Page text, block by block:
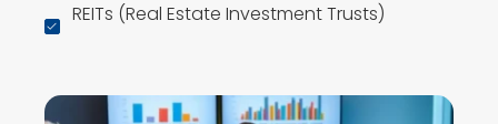
REITs (Real Estate Investment Trusts)